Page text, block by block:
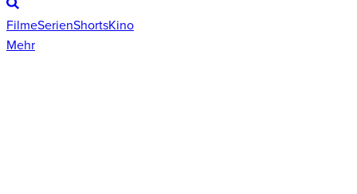
FilmeSerienShortsKino
Mehr